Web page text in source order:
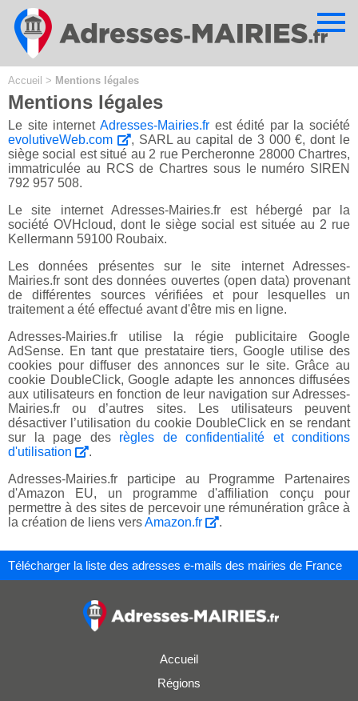
Accueil > Mentions légales
Mentions légales
Le site internet Adresses-Mairies.frest édité par la société
evolutiveWeb.com
, SARL au capital de 3 000 €, dont le
siège social est situé au 2 rue Percheronne 28000 Chartres,
immatriculée au RCS de Chartres sous le numéro SIREN
792 957 508.
Le site internet Adresses-Mairies.fr est hébergé par la
société OVHcloud, dont le siège social est située au 2 rue
Kellermann 59100 Roubaix.
Les données présentes sur le site internet Adresses-
Mairies.fr sont des données ouvertes (open data) provenant
de différentes sources vérifiées et pour lesquelles un
traitement a été effectué avant d'être mis en ligne.
Adresses-Mairies.fr utilise la régie publicitaire Google
AdSense. En tant que prestataire tiers, Google utilise des
cookies pour diffuser des annonces sur le site. Grâce au
cookie DoubleClick, Google adapte les annonces diffusées
aux utilisateurs en fonction de leur navigation sur Adresses-
Mairies.fr ou d’autres sites. Les utilisateurs peuvent
désactiver l’utilisation du cookie DoubleClick en se rendant
sur la page des règles de confidentialité et conditions
d'utilisation
.
Adresses-Mairies.fr participe au Programme Partenaires
d'Amazon EU, un programme d'affiliation conçu pour
permettre à des sites de percevoir une rémunération grâce à
la création de liens versAmazon.fr .
Télécharger la liste des adresses e-mails des mairies de France
Accueil
Régions
Cookies management panel